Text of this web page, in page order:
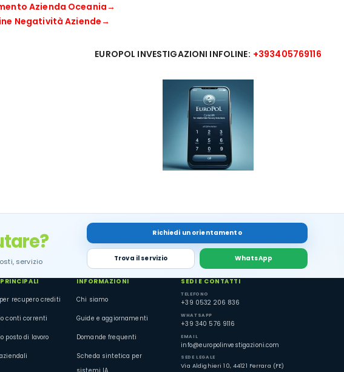
Azienda Oceania→
Negatività Aziende→
EUROPOL INVESTIGAZIONI INFOLINE: +393405769116
servizio
Richiedi un orientamento
Trova il servizio WhatsApp
recupero crediti
conti correnti
posto di lavoro
INFORMAZIONI
Chi siamo
Guide e aggiornamenti
Domande frequenti
Scheda sintetica per
SEDI E CONTATTI
TELEFONO
+39 0532 206 836
WHATSAPP
+39 340 576 9116
EMAIL
info@europolinvestigazioni.com
SEDE LEGALE
Via Aldighieri 10, 44121 Ferrara (FE)